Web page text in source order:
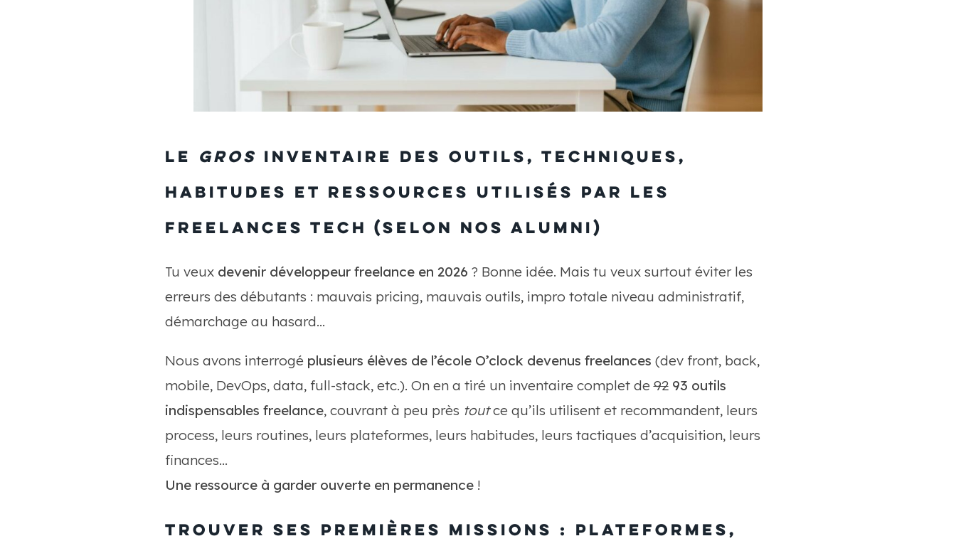
Le gros inventaire des outils, techniques,
habitudes et ressources utilisés par les
freelances tech (selon nos alumni)
Tu veux devenir développeur freelance en 2026 ? Bonne idée. Mais tu veux surtout éviter les
erreurs des débutants : mauvais pricing, mauvais outils, impro totale niveau administratif,
démarchage au hasard…
Nous avons interrogé plusieurs élèves de l’école O’clock devenus freelances (dev front, back,
mobile, DevOps, data, full-stack, etc.). On en a tiré un inventaire complet de92 93 outils
indispensables freelance, couvrant à peu près toutce qu’ils utilisent et recommandent, leurs
process, leurs routines, leurs plateformes, leurs habitudes, leurs tactiques d’acquisition, leurs
finances…
Une ressource à garder ouverte en permanence!
Trouver ses premières missions : plateformes,